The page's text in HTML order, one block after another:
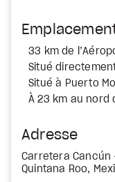
33 km de
Situé
Situé à Puerto
À 23 km au nord
Adresse
Carretera Cancún
Quintana Roo,